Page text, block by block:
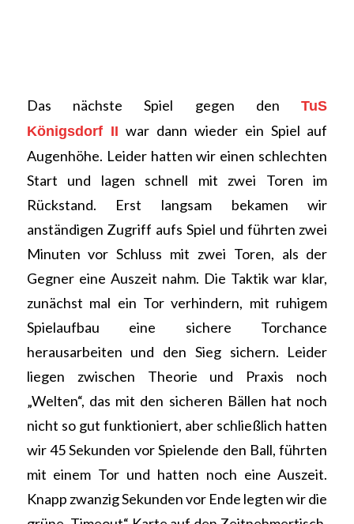
Das nächste Spiel gegen denTuS
Königsdorf II war dann wieder ein Spiel auf
Augenhöhe. Leider hatten wir einen schlechten
Start und lagen schnell mit zwei Toren im
Rückstand. Erst langsam bekamen wir
anständigen Zugriff aufs Spiel und führten zwei
Minuten vor Schluss mit zwei Toren, als der
Gegner eine Auszeit nahm. Die Taktik war klar,
zunächst mal ein Tor verhindern, mit ruhigem
Spielaufbau eine sichere Torchance
herausarbeiten und den Sieg sichern. Leider
liegen zwischen Theorie und Praxis noch
„Welten“, das mit den sicheren Bällen hat noch
nicht so gut funktioniert, aber schließlich hatten
wir 45 Sekunden vor Spielende den Ball, führten
mit einem Tor und hatten noch eine Auszeit.
Knapp zwanzig Sekunden vor Ende legten wir die